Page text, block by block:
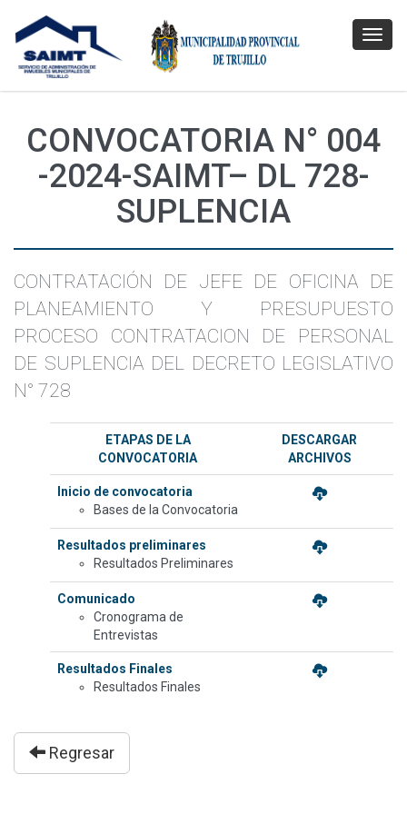
CONVOCATORIA N° 004
-2024-SAIMT– DL 728-
SUPLENCIA
CONTRATACIÓN DE JEFE DE OFICINA DE
PLANEAMIENTO Y PRESUPUESTO
PROCESO CONTRATACION DE PERSONAL
DE SUPLENCIA DEL DECRETO LEGISLATIVO
N° 728
ETAPAS DE LA
CONVOCATORIA
DESCARGAR
ARCHIVOS
Inicio de convocatoria
Bases de la Convocatoria
Resultados preliminares
Resultados Preliminares
Comunicado
Cronograma de
Entrevistas
Resultados Finales
Resultados Finales
Regresar